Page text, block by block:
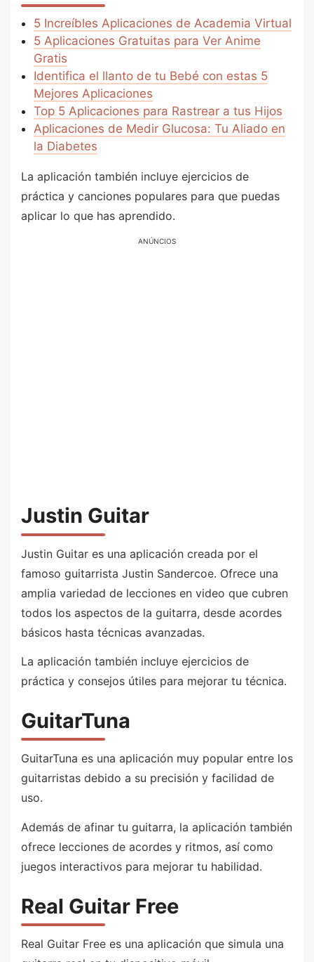
5 Increíbles Aplicaciones de Academia Virtual
5 Aplicaciones Gratuitas para Ver Anime
Gratis
Identifica el llanto de tu Bebé con estas 5
Mejores Aplicaciones
Top 5 Aplicaciones para Rastrear a tus Hijos
Aplicaciones de Medir Glucosa: Tu Aliado en
la Diabetes
La aplicación también incluye ejercicios de
práctica y canciones populares para que puedas
aplicar lo que has aprendido.
ANÚNCIOS
Justin Guitar
Justin Guitar es una aplicación creada por el
famoso guitarrista Justin Sandercoe. Ofrece una
amplia variedad de lecciones en video que cubren
todos los aspectos de la guitarra, desde acordes
básicos hasta técnicas avanzadas.
La aplicación también incluye ejercicios de
práctica y consejos útiles para mejorar tu técnica.
GuitarTuna
GuitarTuna es una aplicación muy popular entre los
guitarristas debido a su precisión y facilidad de
uso.
Además de afinar tu guitarra, la aplicación también
ofrece lecciones de acordes y ritmos, así como
juegos interactivos para mejorar tu habilidad.
Real Guitar Free
Real Guitar Free es una aplicación que simula una